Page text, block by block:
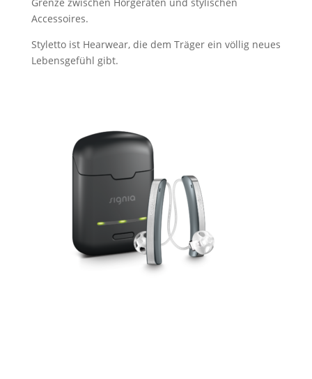
Accessoires.
Styletto ist Hearwear, die dem Träger ein völlig neues
Lebensgefühl gibt.